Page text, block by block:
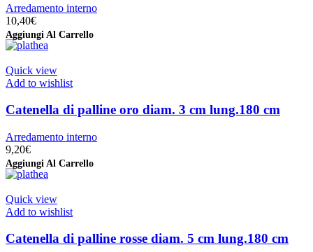
Arredamento interno
10,40€
Aggiungi Al Carrello
Quick view
Add to wishlist
Catenella di palline oro diam. 3 cm lung.180 cm
Arredamento interno
9,20€
Aggiungi Al Carrello
Quick view
Add to wishlist
Catenella di palline rosse diam. 5 cm lung.180 cm